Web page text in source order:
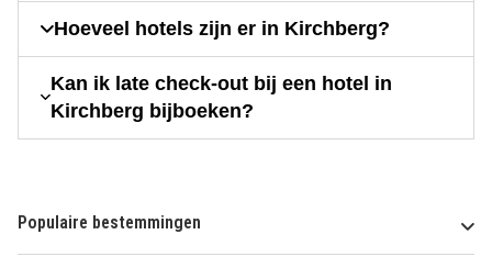
Hoeveel hotels zijn er in Kirchberg?
Kan ik late check-out bij een hotel in
Kirchberg bijboeken?
Populaire bestemmingen